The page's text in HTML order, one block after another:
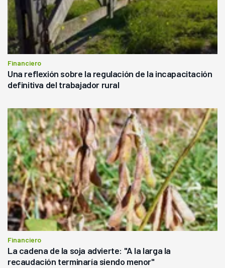
Financiero
Una reflexión sobre la regulación de la incapacitación
definitiva del trabajador rural
Financiero
La cadena de la soja advierte: "A la larga la
recaudación terminaría siendo menor"